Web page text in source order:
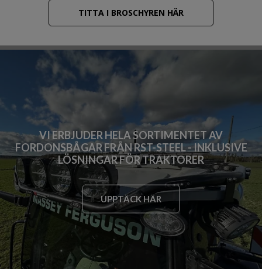
TITTA I BROSCHYREN HÄR
VI ERBJUDER HELA SORTIMENTET AV
FORDONSBÅGAR FRÅN RST-STEEL - INKLUSIVE
LÖSNINGAR FÖR TRAKTORER
UPPTÄCK HÄR